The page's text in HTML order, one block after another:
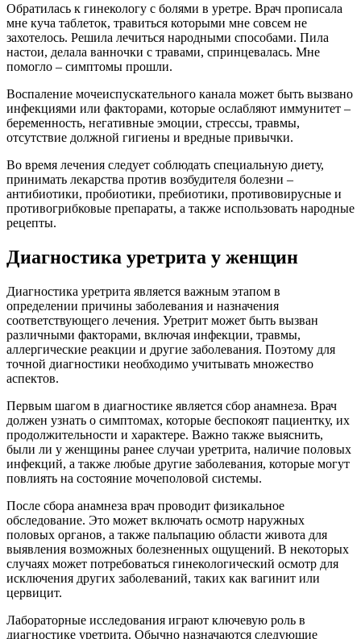
Обратилась к гинекологу с болями в уретре. Врач прописала
мне куча таблеток, травиться которыми мне совсем не
захотелось. Решила лечиться народными способами. Пила
настои, делала ванночки с травами, спринцевалась. Мне
помогло – симптомы прошли.
Воспаление мочеиспускательного канала может быть вызвано
инфекциями или факторами, которые ослабляют иммунитет –
беременность, негативные эмоции, стрессы, травмы,
отсутствие должной гигиены и вредные привычки.
Во время лечения следует соблюдать специальную диету,
принимать лекарства против возбудителя болезни –
антибиотики, пробиотики, пребиотики, противовирусные и
противогрибковые препараты, а также использовать народные
рецепты.
Диагностика уретрита у женщин
Диагностика уретрита является важным этапом в
определении причины заболевания и назначения
соответствующего лечения. Уретрит может быть вызван
различными факторами, включая инфекции, травмы,
аллергические реакции и другие заболевания. Поэтому для
точной диагностики необходимо учитывать множество
аспектов.
Первым шагом в диагностике является сбор анамнеза. Врач
должен узнать о симптомах, которые беспокоят пациентку, их
продолжительности и характере. Важно также выяснить,
были ли у женщины ранее случаи уретрита, наличие половых
инфекций, а также любые другие заболевания, которые могут
повлиять на состояние мочеполовой системы.
После сбора анамнеза врач проводит физикальное
обследование. Это может включать осмотр наружных
половых органов, а также пальпацию области живота для
выявления возможных болезненных ощущений. В некоторых
случаях может потребоваться гинекологический осмотр для
исключения других заболеваний, таких как вагинит или
цервицит.
Лабораторные исследования играют ключевую роль в
диагностике уретрита. Обычно назначаются следующие